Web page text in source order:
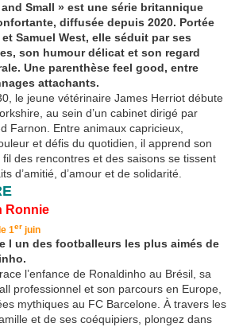
Small » est une série britannique
diffusée depuis 2020. Portée
Samuel West, elle séduit par ses
son humour délicat et son regard
Une parenthèse feel good, entre
attachants.
le jeune vétérinaire James Herriot débute
au sein d’un cabinet dirigé par
Farnon. Entre animaux capricieux,
et défis du quotidien, il apprend son
des rencontres et des saisons se tissent
d’amitié, d’amour et de solidarité.
Ronnie
1er juin
l un des footballeurs les plus aimés de
l’enfance de Ronaldinho au Brésil, sa
professionnel et son parcours en Europe,
mythiques au FC Barcelone. À travers les
et de ses coéquipiers, plongez dans